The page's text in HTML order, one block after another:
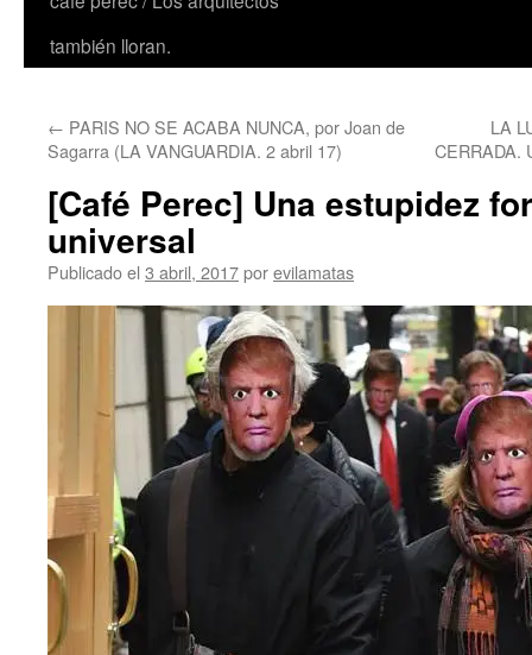
también lloran.
← PARIS NO SE ACABA NUNCA, por Joan de
Sagarra (LA VANGUARDIA. 2 abril 17)
LA
CERRADA.
[Café Perec] Una estupidez
universal
Publicado el 3 abril, 2017porevilamatas